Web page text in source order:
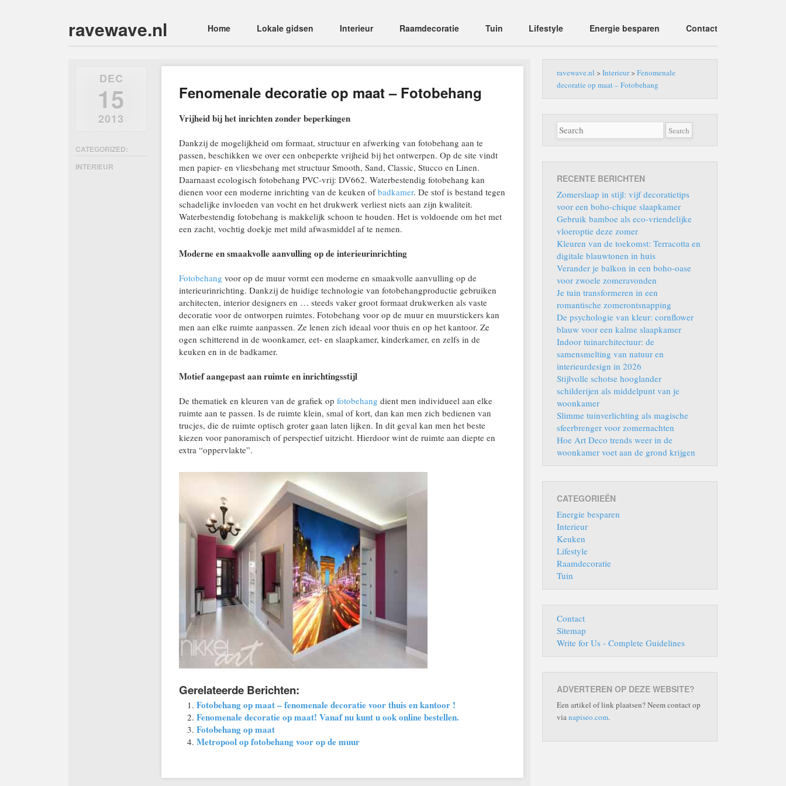
ravewave.nl Main menu
Home Lokale gidsen Interieur Raamdecoratie Tuin Lifestyle Energie besparen Contact
Fenomenale decoratie op maat – Fotobehang
Vrijheid bij het inrichten zonder beperkingen
Dankzij de mogelijkheid om formaat, structuur en afwerking van fotobehang aan te
passen, beschikken we over een onbeperkte vrijheid bij het ontwerpen. Op de site vindt
men papier- en vliesbehang met structuur Smooth, Sand, Classic, Stucco en Linen.
Daarnaast ecologisch fotobehang PVC-vrij: DV662. Waterbestendig fotobehang kan
dienen voor een moderne inrichting van de keuken ofbadkamer. De stof is bestand tegen
schadelijke invloeden van vocht en het drukwerk verliest niets aan zijn kwaliteit.
Waterbestendig fotobehang is makkelijk schoon te houden. Het is voldoende om het met
een zacht, vochtig doekje met mild afwasmiddel af te nemen.
Moderne en smaakvolle aanvulling op de interieurinrichting
Fotobehang voor op de muur vormt een moderne en smaakvolle aanvulling op de
interieurinrichting. Dankzij de huidige technologie van fotobehangproductie gebruiken
architecten, interior designers en … steeds vaker groot formaat drukwerken als vaste
decoratie voor de ontworpen ruimtes. Fotobehang voor op de muur en muurstickers kan
men aan elke ruimte aanpassen. Ze lenen zich ideaal voor thuis en op het kantoor. Ze
ogen schitterend in de woonkamer, eet- en slaapkamer, kinderkamer, en zelfs in de
keuken en in de badkamer.
Motief aangepast aan ruimte en inrichtingsstijl
De thematiek en kleuren van de grafiek op fotobehang dient men individueel aan elke
ruimte aan te passen. Is de ruimte klein, smal of kort, dan kan men zich bedienen van
trucjes, die de ruimte optisch groter gaan laten lijken. In dit geval kan men het beste
kiezen voor panoramisch of perspectief uitzicht. Hierdoor wint de ruimte aan diepte en
extra “oppervlakte”.
Gerelateerde Berichten:
Fotobehang op maat – fenomenale decoratie voor thuis en kantoor !
Fenomenale decoratie op maat! Vanaf nu kunt u ook online bestellen.
Fotobehang op maat
Metropool op fotobehang voor op de muur
DEC
15
2013
CATEGORIZED:
INTERIEUR
ravewave.nl > Interieur> Fenomenale
decoratie op maat – Fotobehang
RECENTE BERICHTEN
Zomerslaap in stijl: vijf decoratietips
voor een boho-chique slaapkamer
Gebruik bamboe als eco-vriendelijke
vloeroptie deze zomer
Kleuren van de toekomst: Terracotta en
digitale blauwtonen in huis
Verander je balkon in een boho-oase
voor zwoele zomeravonden
Je tuin transformeren in een
romantische zomerontsnapping
De psychologie van kleur: cornflower
blauw voor een kalme slaapkamer
Indoor tuinarchitectuur: de
samensmelting van natuur en
interieurdesign in 2026
Stijlvolle schotse hooglander
schilderijen als middelpunt van je
woonkamer
Slimme tuinverlichting als magische
sfeerbrenger voor zomernachten
Hoe Art Deco trends weer in de
woonkamer voet aan de grond krijgen
CATEGORIEËN
Energie besparen
Interieur
Keuken
Lifestyle
Raamdecoratie
Tuin
Contact
Sitemap
Write for Us - Complete Guidelines
ADVERTEREN OP DEZE WEBSITE?
Een artikel of link plaatsen? Neem contact op
vianapiseo.com.